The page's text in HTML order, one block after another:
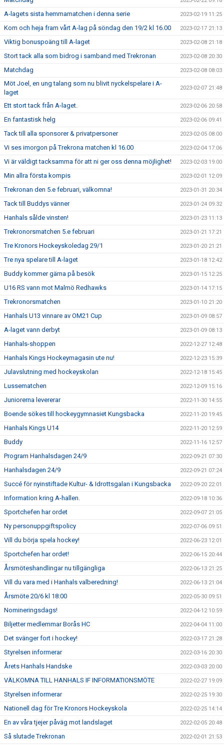
A-lagets sista hemmamatchen i denna serie 2023-02-19 11:25
Kom och heja fram vårt A-lag på söndag den 19/2 kl 16.00 2023-02-17 21:13
Viktig bonuspoäng till A-laget 2023-02-08 21:18
Stort tack alla som bidrog i samband med Trekronan 2023-02-08 20:30
Matchdag 2023-02-08 08:03
Möt Joel, en ung talang som nu blivit nyckelspelare i A-
laget
2023-02-07 21:48
Ett stort tack från A-laget. 2023-02-06 20:58
En fantastisk helg 2023-02-06 09:41
Tack till alla sponsorer & privatpersoner 2023-02-05 08:00
Vi ses imorgon på Trekrona matchen kl 16.00 2023-02-04 17:06
Vi är väldigt tacksamma för att ni ger oss denna möjlighet! 2023-02-03 19:00
Min allra första kompis 2023-02-01 12:09
Trekronan den 5.e februari, välkomna! 2023-01-31 20:34
Tack till Buddys vänner 2023-01-24 09:32
Hanhals sålde vinsten! 2023-01-23 11:13
Trekronorsmatchen 5.e februari 2023-01-21 17:21
Tre Kronors Hockeyskoledag 29/1 2023-01-20 21:21
Tre nya spelare till A-laget 2023-01-18 12:42
Buddy kommer gärna på besök 2023-01-15 12:25
U16 RS vann mot Malmö Redhawks 2023-01-14 17:15
Trekronorsmatchen 2023-01-10 21:20
Hanhals U13 vinnare av OM21 Cup 2023-01-09 08:57
A-laget vann derbyt 2023-01-09 08:13
Hanhals-shoppen 2022-12-27 12:48
Hanhals Kings Hockeymagasin ute nu! 2022-12-23 15:39
Julavslutning med hockeyskolan 2022-12-18 15:45
Lussematchen 2022-12-09 15:16
Juniorerna levererar 2022-11-30 14:55
Boende sökes till hockeygymnasiet Kungsbacka 2022-11-20 19:45
Hanhals Kings U14 2022-11-20 12:59
Buddy 2022-11-16 12:57
Program Hanhalsdagen 24/9 2022-09-21 07:30
Hanhalsdagen 24/9 2022-09-21 07:24
Succé för nyinstiftade Kultur- & Idrottsgalan i Kungsbacka 2022-09-20 22:01
Information kring A-hallen. 2022-09-18 10:36
Sportchefen har ordet 2022-09-07 21:05
Ny personuppgiftspolicy 2022-07-06 09:51
Vill du börja spela hockey! 2022-06-23 12:01
Sportchefen har ordet! 2022-06-15 20:44
Årsmöteshandlingar nu tillgängliga 2022-06-13 21:25
Vill du vara med i Hanhals valberedning! 2022-06-13 21:04
Årsmöte 20/6 kl 18:00 2022-05-30 09:51
Nomineringsdags! 2022-04-12 10:59
Biljetter medlemmar Borås HC 2022-04-04 11:00
Det svänger fort i hockey! 2022-03-17 21:28
Styrelsen informerar 2022-03-16 20:30
Årets Hanhals Handske 2022-03-03 20:00
VÄLKOMNA TILL HANHALS IF INFORMATIONSMÖTE 2022-02-27 19:09
Styrelsen informerar 2022-02-25 19:30
Nationell dag för Tre Kronors Hockeyskola 2022-02-25 14:14
En av våra tjejer påväg mot landslaget 2022-02-05 20:48
Så slutade Trekronan 2022-02-01 21:53